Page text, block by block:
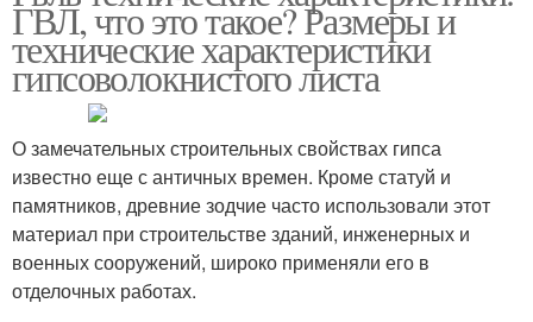
ГВЛ, что это такое? Размеры и
технические характеристики
гипсоволокнистого листа
О замечательных строительных свойствах гипса
известно еще с античных времен. Кроме статуй и
памятников, древние зодчие часто использовали этот
материал при строительстве зданий, инженерных и
военных сооружений, широко применяли его в
отделочных работах.